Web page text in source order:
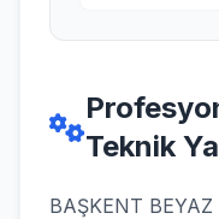
Teknik
BAŞKENT